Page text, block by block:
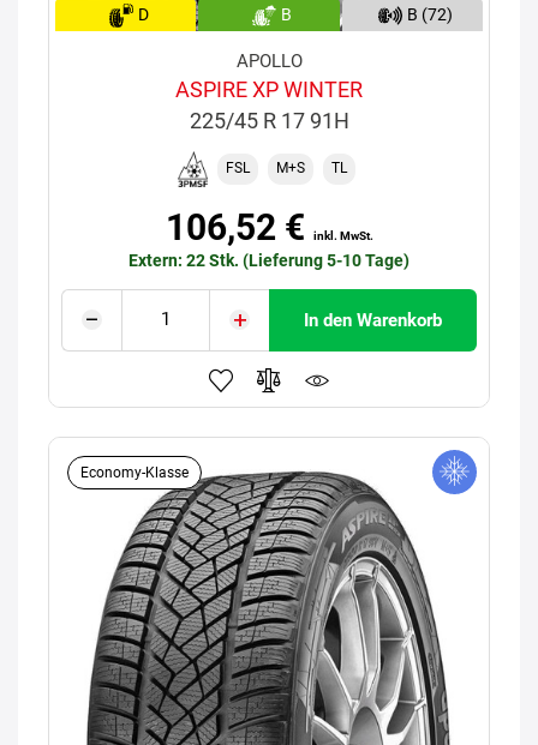
D B B (72)
APOLLO
ASPIRE XP WINTER
225/45 R 17 91H
FSL M+S TL
106,52 € inkl. MwSt.
Extern: 22 Stk. (Lieferung 5-10 Tage)
In den Warenkorb
Economy-Klasse